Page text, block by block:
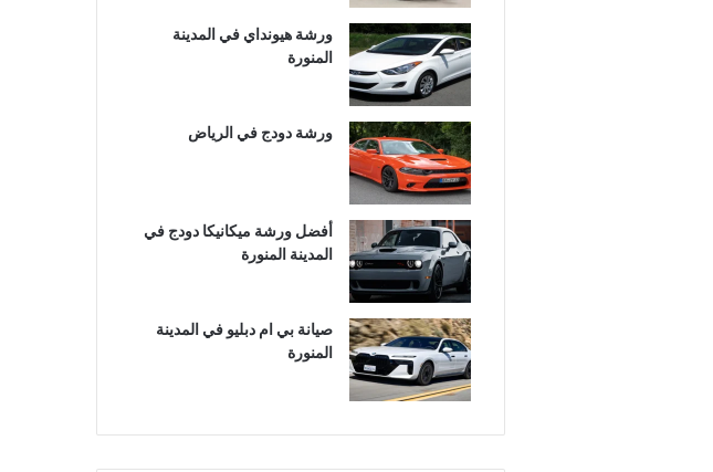
ورشة هيونداي في المدينة
المنورة
ورشة دودج في الرياض
أفضل ورشة ميكانيكا دودج في
المدينة المنورة
صيانة بي ام دبليو في المدينة
المنورة